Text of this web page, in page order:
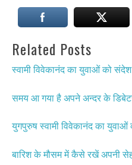
Related Posts
स्वामी विवेकानंद का युवाओं को संदेश
समय आ गया है अपने अन्दर के
युगपुरुष स्वामी विवेकानंद का
बारिश के मौसम में कैसे रखें अपनी